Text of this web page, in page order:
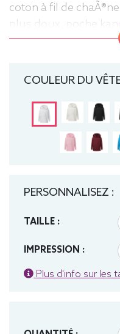
coton à fil de
plus doux, poche
cordon de serrage
140 (9-10 ans), 152
COULEUR DU
PERSONNALISEZ :
TAILLE :
IMPRESSION :
Plus d'info sur les